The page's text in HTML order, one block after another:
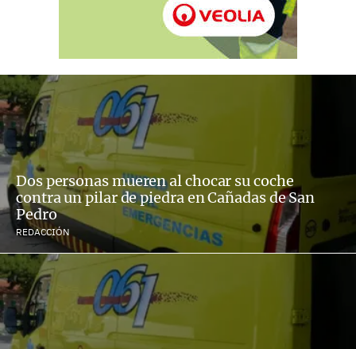
Dos personas mueren al chocar su coche
contra un pilar de piedra en Cañadas de San
Pedro
REDACCIÓN